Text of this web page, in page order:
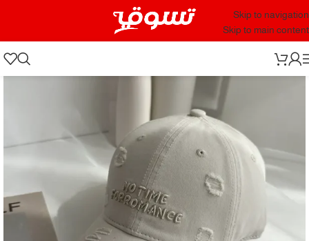
Skip to navigation
Skip to main content